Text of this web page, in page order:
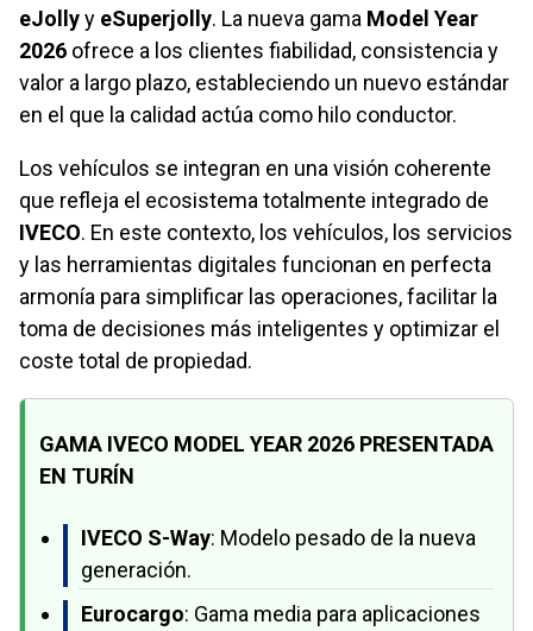
eJollyy eSuperjolly. La nueva gama Model Year
2026 ofrece a los clientes fiabilidad, consistencia y
valor a largo plazo, estableciendo un nuevo estándar
en el que la calidad actúa como hilo conductor.
Los vehículos se integran en una visión coherente
que refleja el ecosistema totalmente integrado de
IVECO. En este contexto, los vehículos, los servicios
y las herramientas digitales funcionan en perfecta
armonía para simplificar las operaciones, facilitar la
toma de decisiones más inteligentes y optimizar el
coste total de propiedad.
GAMA IVECO MODEL YEAR 2026 PRESENTADA
EN TURÍN
IVECO S-Way: Modelo pesado de la nueva
generación.
Eurocargo: Gama media para aplicaciones